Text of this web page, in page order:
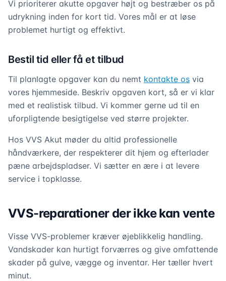
Vi prioriterer akutte opgaver højt og bestræber os på
udrykning inden for kort tid. Vores mål er at løse
problemet hurtigt og effektivt.
Bestil tid eller få et tilbud
Til planlagte opgaver kan du nemt kontakte os via
vores hjemmeside. Beskriv opgaven kort, så er vi klar
med et realistisk tilbud. Vi kommer gerne ud til en
uforpligtende besigtigelse ved større projekter.
Hos VVS Akut møder du altid professionelle
håndværkere, der respekterer dit hjem og efterlader
pæne arbejdspladser. Vi sætter en ære i at levere
service i topklasse.
VVS-reparationer der ikke kan vente
Visse VVS-problemer kræver øjeblikkelig handling.
Vandskader kan hurtigt forværres og give omfattende
skader på gulve, vægge og inventar. Her tæller hvert
minut.